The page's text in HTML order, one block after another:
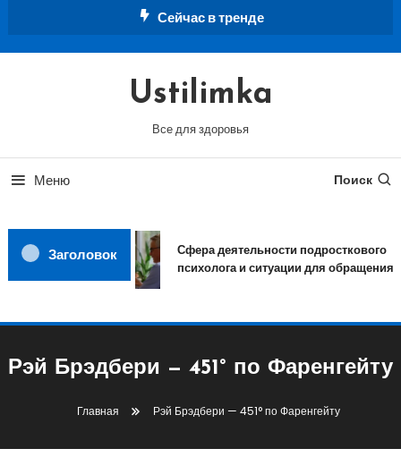
Сейчас в тренде
Ustilimka
Все для здоровья
Меню Поиск
Заголовок
Сфера деятельности подросткового
психолога и ситуации для обращения
Рэй Брэдбери — 451° по Фаренгейту
Главная Рэй Брэдбери — 451° по Фаренгейту